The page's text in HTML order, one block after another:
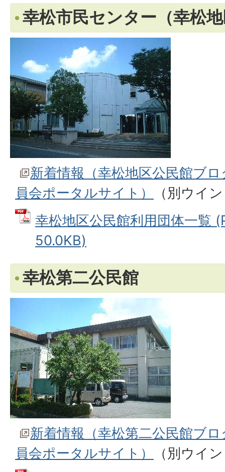
幸松市民センター（幸松
新着情報（幸松地区公民館ブ
員会ポータルサイト）
（別ウイ
幸松地区公民館利用団体一覧
50.0KB)
幸松第二公民館
新着情報（幸松第二公民館ブ
員会ポータルサイト）
（別ウイ